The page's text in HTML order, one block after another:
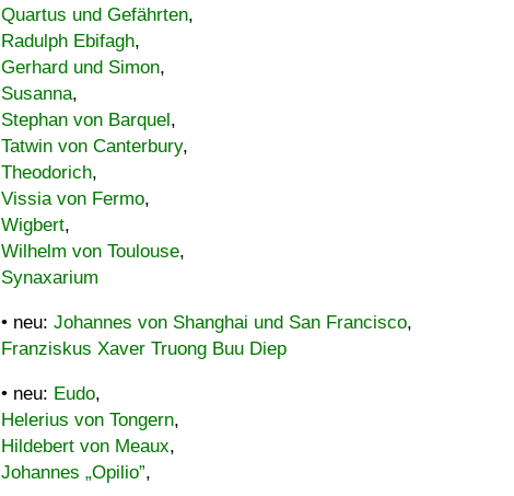
Quartus und Gefährten,
Radulph Ebifagh,
Gerhard und Simon,
Susanna,
Stephan von Barquel,
Tatwin von Canterbury,
Theodorich,
Vissia von Fermo,
Wigbert,
Wilhelm von Toulouse,
Synaxarium
• neu: Johannes von Shanghai und San Francisco,
Franziskus Xaver Truong Buu Diep
• neu: Eudo,
Helerius von Tongern,
Hildebert von Meaux,
Johannes „Opilio”,